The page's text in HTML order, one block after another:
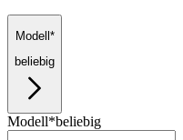
Modell*
beliebig
Modell*beliebig